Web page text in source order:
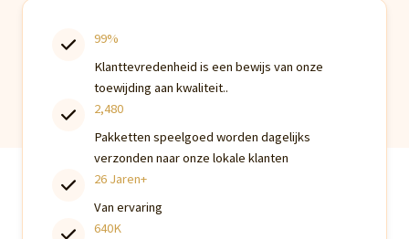
99%
Klanttevredenheid is een bewijs van onze
toewijding aan kwaliteit..
2,480
Pakketten speelgoed worden dagelijks
verzonden naar onze lokale klanten
26 Jaren+
Van ervaring
640K